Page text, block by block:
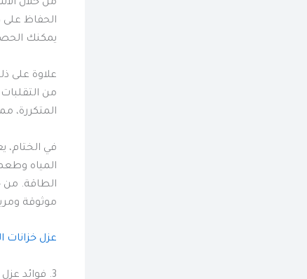
من خلال
الحفاظ على
يمكنك
علاوة على
من
المتكررة،
في الختام،
المياه
الطاقة. من
موثوقة
عزل خزانات
3. فوائد عزل خزانات المياه في مناخ